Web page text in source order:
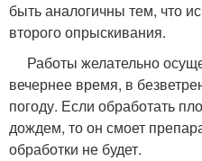
быть аналогичны тем, что
второго опрыскивания.
Работы желательно
вечернее время, в
погоду. Если обработать
дождем, то он смоет
обработки не будет.